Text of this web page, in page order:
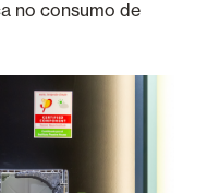
no consumo de